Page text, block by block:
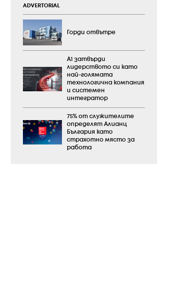
ADVERTORIAL
Горди отвътре
А1 затвърди
лидерството си като
най-голямата
технологична компания
и системен
интегратор
75% от служителите
определят Алианц
България като
страхотно място за
работа